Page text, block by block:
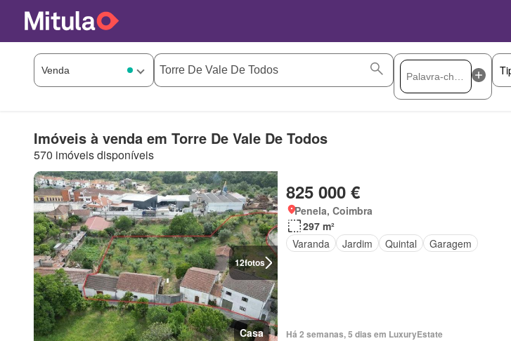
Imóveis à venda em Torre De Vale De Todos
570 imóveis disponíveis
12fotos
Casa
825 000 €
Penela, Coimbra
297 m²
Varanda
Jardim Quintal Garagem
Há 2 semanas, 5 dias em LuxuryEstate